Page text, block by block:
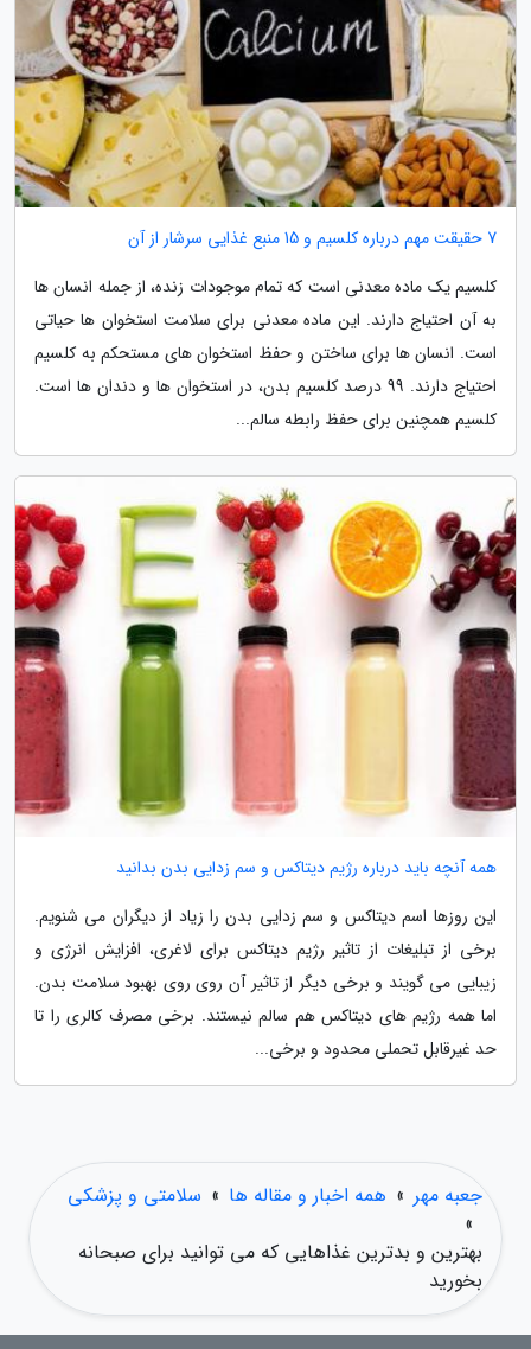
7 حقیقت مهم درباره کلسیم و 15 منبع غذایی سرشار از آن
کلسیم یک ماده معدنی است که تمام موجودات زنده، از جمله انسان ها
به آن احتیاج دارند. این ماده معدنی برای سلامت استخوان ها حیاتی
است. انسان ها برای ساختن و حفظ استخوان های مستحکم به کلسیم
احتیاج دارند. 99 درصد کلسیم بدن، در استخوان ها و دندان ها است.
کلسیم همچنین برای حفظ رابطه سالم...
همه آنچه باید درباره رژیم دیتاکس و سم زدایی بدن بدانید
این روزها اسم دیتاکس و سم زدایی بدن را زیاد از دیگران می شنویم.
برخی از تبلیغات از تاثیر رژیم دیتاکس برای لاغری، افزایش انرژی و
زیبایی می گویند و برخی دیگر از تاثیر آن روی روی بهبود سلامت بدن.
اما همه رژیم های دیتاکس هم سالم نیستند. برخی مصرف کالری را تا
حد غیرقابل تحملی محدود و برخی...
جعبه مهر » همه اخبار و مقاله ها » سلامتی و پزشکی
»
بهترین و بدترین غذاهایی که می توانید برای صبحانه
بخورید